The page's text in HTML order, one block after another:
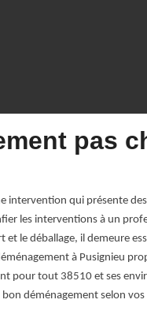
pas
intervention qui présente
les interventions à un
et le déballage, il demeure
à Pusignieu
pour tout 38510 et ses
déménagement selon